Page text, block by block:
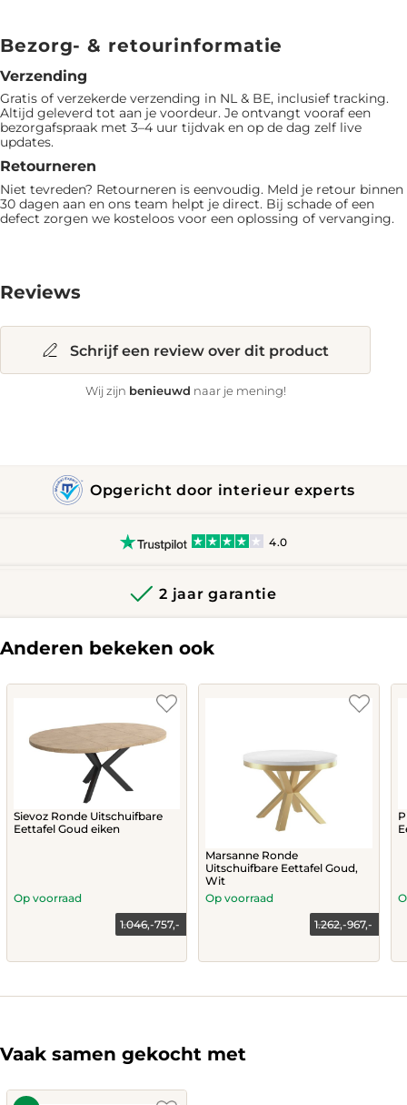
Bezorg- & retourinformatie
Verzending
Gratis of verzekerde verzending in NL & BE, inclusief tracking.
Altijd geleverd tot aan je voordeur. Je ontvangt vooraf een
bezorgafspraak met 3–4 uur tijdvak en op de dag zelf live
updates.
Retourneren
Niet tevreden? Retourneren is eenvoudig. Meld je retour binnen
30 dagen aan en ons team helpt je direct. Bij schade of een
defect zorgen we kosteloos voor een oplossing of vervanging.
Reviews
Schrijf een review over dit product
Wij zijn benieuwd naar je mening!
Opgericht door interieur experts
4.0
2 jaar garantie
Anderen bekeken ook
Sievoz Ronde Uitschuifbare
Eettafel Goud eiken
757,-
Current
1.046,-
Original
Op voorraad
Marsanne Ronde
Uitschuifbare Eettafel Goud,
Wit
1.262,-967,-
Op voorraad
This
options
Vaak samen gekocht met